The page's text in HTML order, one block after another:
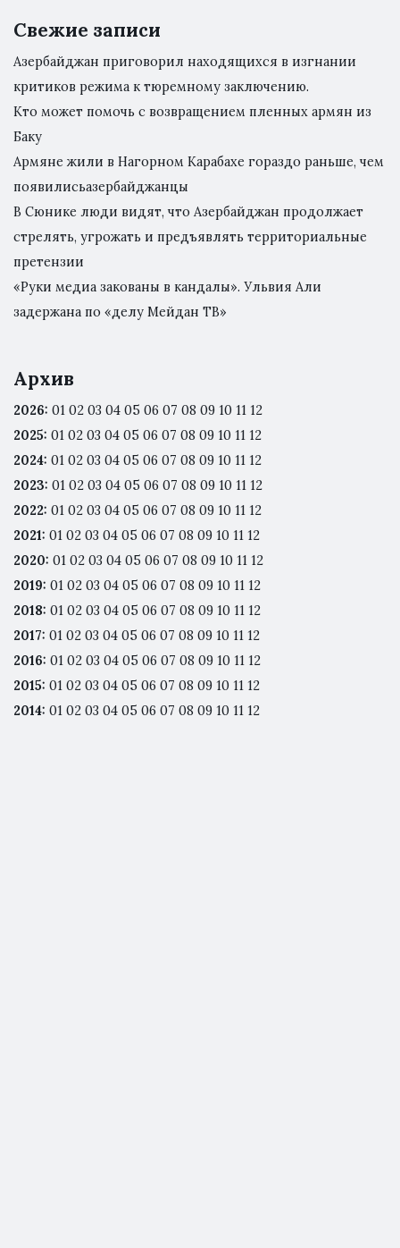
Свежие записи
Азербайджан приговорил находящихся в изгнании
критиков режима к тюремному заключению.
Кто может помочь с возвращением пленных армян из
Баку
Армяне жили в Нагорном Карабахе гораздо раньше, чем
появилисьазербайджанцы
В Сюнике люди видят, что Азербайджан продолжает
стрелять, угрожать и предъявлять территориальные
претензии
«Руки медиа закованы в кандалы». Ульвия Али
задержана по «делу Мейдан ТВ»
Архив
2026: 01 02 03 04 05 06 07 08 09 10 11 12
2025: 01 02 03 04 05 06 07 08 09 10 11 12
2024: 01 02 03 04 05 06 07 08 09 10 11 12
2023: 01 02 03 04 05 06 07 08 09 10 11 12
2022: 01 02 03 04 05 06 07 08 09 10 11 12
2021: 01 02 03 04 05 06 07 08 09 10 11 12
2020: 01 02 03 04 05 06 07 08 09 10 11 12
2019: 01 02 03 04 05 06 07 08 09 10 11 12
2018: 01 02 03 04 05 06 07 08 09 10 11 12
2017: 01 02 03 04 05 06 07 08 09 10 11 12
2016: 01 02 03 04 05 06 07 08 09 10 11 12
2015: 01 02 03 04 05 06 07 08 09 10 11 12
2014: 01 02 03 04 05 06 07 08 09 10 11 12